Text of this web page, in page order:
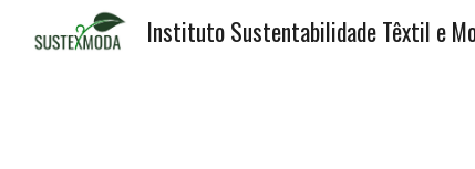
Instituto Sustentabilidade Têxtil e